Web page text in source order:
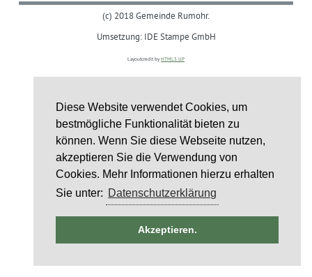
Diese Website verwendet Cookies, um
bestmögliche Funktionalität bieten zu
können. Wenn Sie diese Webseite nutzen,
akzeptieren Sie die Verwendung von
Cookies. Mehr Informationen hierzu erhalten
Sie unter: Datenschutzerklärung
Akzeptieren.
(c) 2018 Gemeinde Rumohr.
Umsetzung: IDE Stampe GmbH
Layoutcredit by HTML5 UP